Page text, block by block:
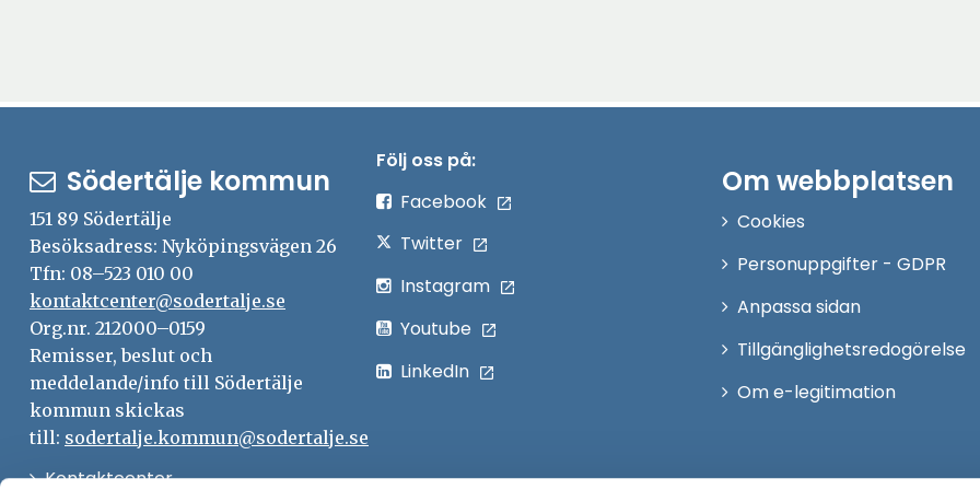
Södertälje kommun
151 89 Södertälje
Besöksadress: Nyköpingsvägen 26
Tfn: 08–523 010 00
kontaktcenter@sodertalje.se
Org.nr. 212000–0159
Remisser, beslut och
meddelande/info till Södertälje
kommun skickas
till: sodertalje.kommun@sodertalje.se
KontaktcenterÖppna
Följ oss på:
Facebook
Twitter
Instagram
Youtube
LinkedIn
Om webbplatsen
Cookies
Personuppgifter - GDPR
Anpassa sidan
Tillgänglighetsredogörelse
Om e-legitimation